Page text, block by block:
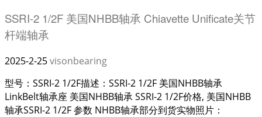
SSRI-2 1/2F 美国NHBB轴承 Chiavette Unificate关节
杆端轴承
2025-2-25visonbearing
型号：SSRI-2 1/2F描述：SSRI-2 1/2F 美国NHBB轴承
LinkBelt轴承座 美国NHBB轴承 SSRI-2 1/2F价格, 美国NHBB
轴承SSRI-2 1/2F 参数 NHBB轴承部分到货实物照片：